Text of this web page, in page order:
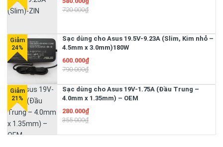
720.000₫
Sạc dùng cho Asus 19.5V-9.23A (Slim, Kim nhỏ –
4.5mm x 3.0mm)180W
600.000₫
790.000₫
Sạc dùng cho Asus 19V-1.75A (Đầu Trung –
4.0mm x 1.35mm) – OEM
280.000₫
355.000₫